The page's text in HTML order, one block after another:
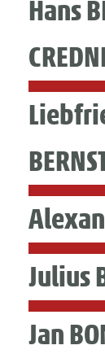
Hans
Julius
Jan